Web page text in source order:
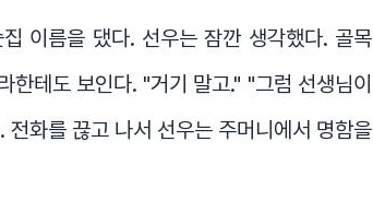
이름을 댔다. 선우는 잠깐 생각했다. 골목
테도 보인다. "거기 말고." "그럼 선생님이
화를 끊고 나서 선우는 주머니에서 명함을